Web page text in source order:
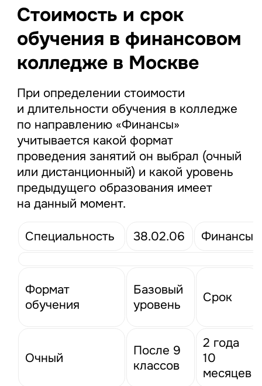
Стоимость и срок
обучения в финансовом
колледже в Москве
При определении стоимости
и длительности обучения в колледже
по направлению «Финансы»
учитывается какой формат
проведения занятий он выбрал (очный
или дистанционный) и какой уровень
предыдущего образования имеет
на данный момент.
Специальность 38.02.06 Финансы
Формат
обучения
Базовый
уровень
Срок
Очный
После 9
классов
2 года
10
месяцев